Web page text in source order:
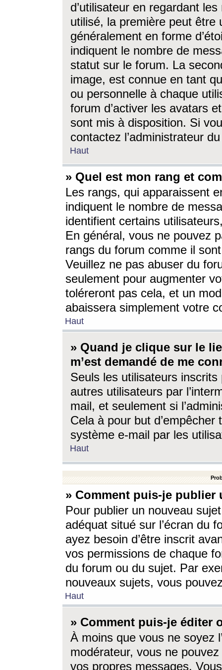
d’utilisateur en regardant
utilisé, la première peut être
généralement en forme
indiquent le nombre de
statut sur le forum. La
image, est connue en tant
ou personnelle à chaque
forum d’activer les avatars
sont mis à disposition. Si
contactez l’administrateur
Haut
» Quel est mon rang et
Les rangs, qui apparaissent
indiquent le nombre de
identifient certains
En général, vous ne pouvez
rangs du forum comme il
Veuillez ne pas abuser du
seulement pour augmenter
toléreront pas cela, et un
abaissera simplement votre
Haut
» Quand je clique sur le
m’est demandé de me
Seuls les utilisateurs
autres utilisateurs par
mail, et seulement si
Cela à pour but
système e-mail par les
Haut
» Comment puis-je
Pour publier un nouveau
adéquat situé sur l’écran du
ayez besoin d’être inscrit
vos permissions de chaque
du forum ou du sujet. Par
nouveaux sujets, vous
Haut
» Comment puis-je éditer
À moins que vous ne soyez
modérateur, vous ne
vos propres messages.